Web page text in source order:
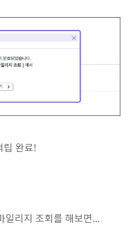
완료!
일리지 조회를 해보면...